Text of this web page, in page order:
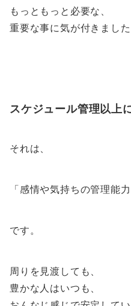
もっともっと必要な、
重要な事に気が付きました
スケジュール管理以上
それは、
「感情や気持ちの管理能力
です。
周りを見渡しても、
豊かな人はいつも、